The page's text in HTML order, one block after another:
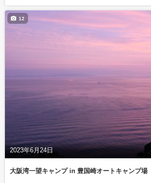
2023年6月24日
12
大阪湾一望キャンプ in 豊国崎オートキャンプ場